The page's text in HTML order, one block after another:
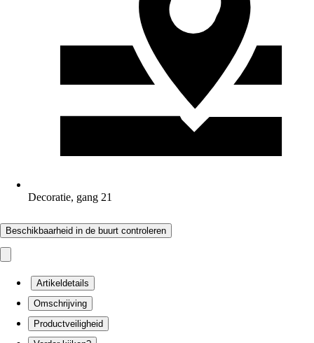
Decoratie, gang 21
Beschikbaarheid in de buurt controleren
Artikeldetails
Omschrijving
Productveiligheid